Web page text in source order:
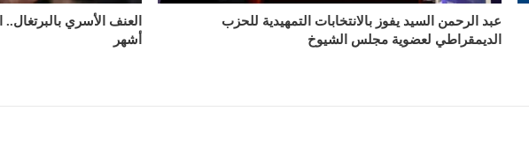
عبد الرحمن السيد يفوز بالانتخابات التمهيدية للحزب
الديمقراطي لعضوية مجلس الشيوخ
أشهر